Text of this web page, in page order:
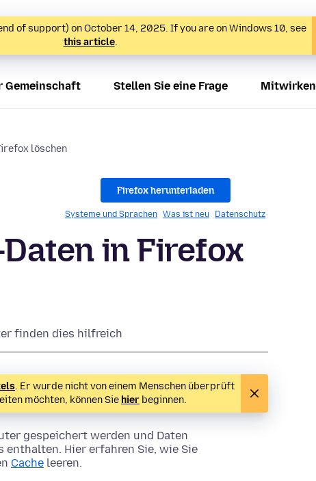
of support) on October 14, 2025. If you are on Windows 10, see
this article.
Gemeinschaft Stellen Sie eine Frage Mitwirken
löschen
Firefox herunterladen
Systeme und Sprachen Was ist neu Datenschutz
in Firefox
finden dies hilfreich
. Er wurde nicht von einem Menschen überprüft
möchten, können Sie hier beginnen.
gespeichert werden und Daten
Hier erfahren Sie, wie Sie
Cache leeren.